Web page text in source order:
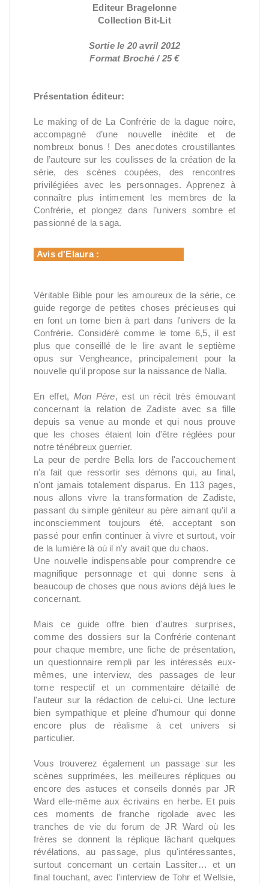
Editeur Bragelonne
Collection Bit-Lit
Sortie le 20 avril 2012
Format Broché / 25 €
Présentation éditeur:
Le making of de La Confrérie de la dague noire,
accompagné d’une nouvelle inédite et de
nombreux bonus ! Des anecdotes croustillantes
de l’auteure sur les coulisses de la création de la
série, des scènes coupées, des rencontres
privilégiées avec les personnages. Apprenez à
connaître plus intimement les membres de la
Confrérie, et plongez dans l’univers sombre et
passionné de la saga.
Avis d'Elaura :
Véritable Bible pour les amoureux de la série, ce
guide regorge de petites choses précieuses qui
en font un tome bien à part dans l'univers de la
Confrérie. Considéré comme le tome 6,5, il est
plus que conseillé de le lire avant le septième
opus sur Vengheance, principalement pour la
nouvelle qu'il propose sur la naissance de Nalla.
En effet, Mon Père, est un récit très émouvant
concernant la relation de Zadiste avec sa fille
depuis sa venue au monde et qui nous prouve
que les choses étaient loin d'être réglées pour
notre ténébreux guerrier.
La peur de perdre Bella lors de l'accouchement
n'a fait que ressortir ses démons qui, au final,
n'ont jamais totalement disparus. En 113 pages,
nous allons vivre la transformation de Zadiste,
passant du simple géniteur au père aimant qu'il a
inconsciemment toujours été, acceptant son
passé pour enfin continuer à vivre et surtout, voir
de la lumière là où il n'y avait que du chaos.
Une nouvelle indispensable pour comprendre ce
magnifique personnage et qui donne sens à
beaucoup de choses que nous avions déjà lues le
concernant.
Mais ce guide offre bien d'autres surprises,
comme des dossiers sur la Confrérie contenant
pour chaque membre, une fiche de présentation,
un questionnaire rempli par les intéressés eux-
mêmes, une interview, des passages de leur
tome respectif et un commentaire détaillé de
l'auteur sur la rédaction de celui-ci. Une lecture
bien sympathique et pleine d'humour qui donne
encore plus de réalisme à cet univers si
particulier.
Vous trouverez également un passage sur les
scènes supprimées, les meilleures répliques ou
encore des astuces et conseils donnés par JR
Ward elle-même aux écrivains en herbe. Et puis
ces moments de franche rigolade avec les
tranches de vie du forum de JR Ward où les
frères se donnent la réplique lâchant quelques
révélations, au passage, plus qu'intéressantes,
surtout concernant un certain Lassiter… et un
final touchant, avec l'interview de Tohr et Wellsie,